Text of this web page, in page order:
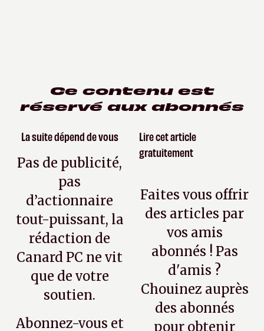
Ce contenu est
réservé aux abonnés
La suite dépend de vous
Pas de publicité,
pas
d’actionnaire
tout-puissant, la
rédaction de
Canard PC ne vit
que de votre
soutien.
Abonnez-vous et
Lire cet article
gratuitement
Faites vous offrir
des articles par
vos amis
abonnés ! Pas
d'amis ?
Chouinez auprès
des abonnés
pour obtenir